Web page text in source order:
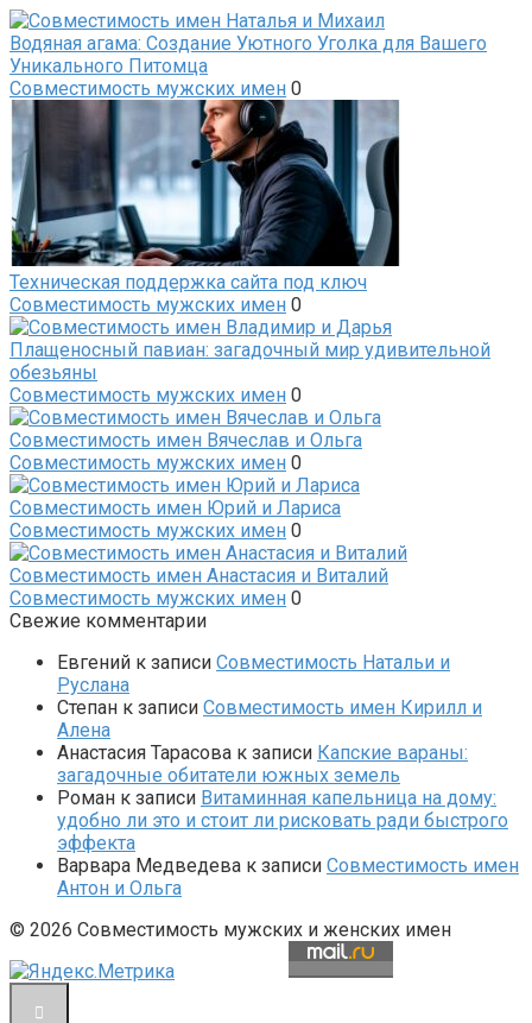
Водяная агама: Создание Уютного Уголка для Вашего
Уникального Питомца
Совместимость мужских имен 0
Техническая поддержка сайта под ключ
Совместимость мужских имен 0
Плащеносный павиан: загадочный мир удивительной
обезьяны
Совместимость мужских имен 0
Совместимость имен Вячеслав и Ольга
Совместимость мужских имен 0
Совместимость имен Юрий и Лариса
Совместимость мужских имен 0
Совместимость имен Анастасия и Виталий
Совместимость мужских имен 0
Свежие комментарии
Евгений к записи Совместимость Натальи и
Руслана
Степан к записи Совместимость имен Кирилл и
Алена
Анастасия Тарасова к записи Капские вараны:
загадочные обитатели южных земель
Роман к записи Витаминная капельница на дому:
удобно ли это и стоит ли рисковать ради быстрого
эффекта
Варвара Медведева к записи Совместимость имен
Антон и Ольга
© 2026 Совместимость мужских и женских имен